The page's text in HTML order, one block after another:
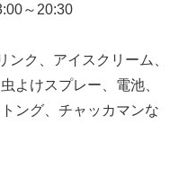
～20:30
ク、アイスクリーム、
よけスプレー、電池、
ング、チャッカマンな